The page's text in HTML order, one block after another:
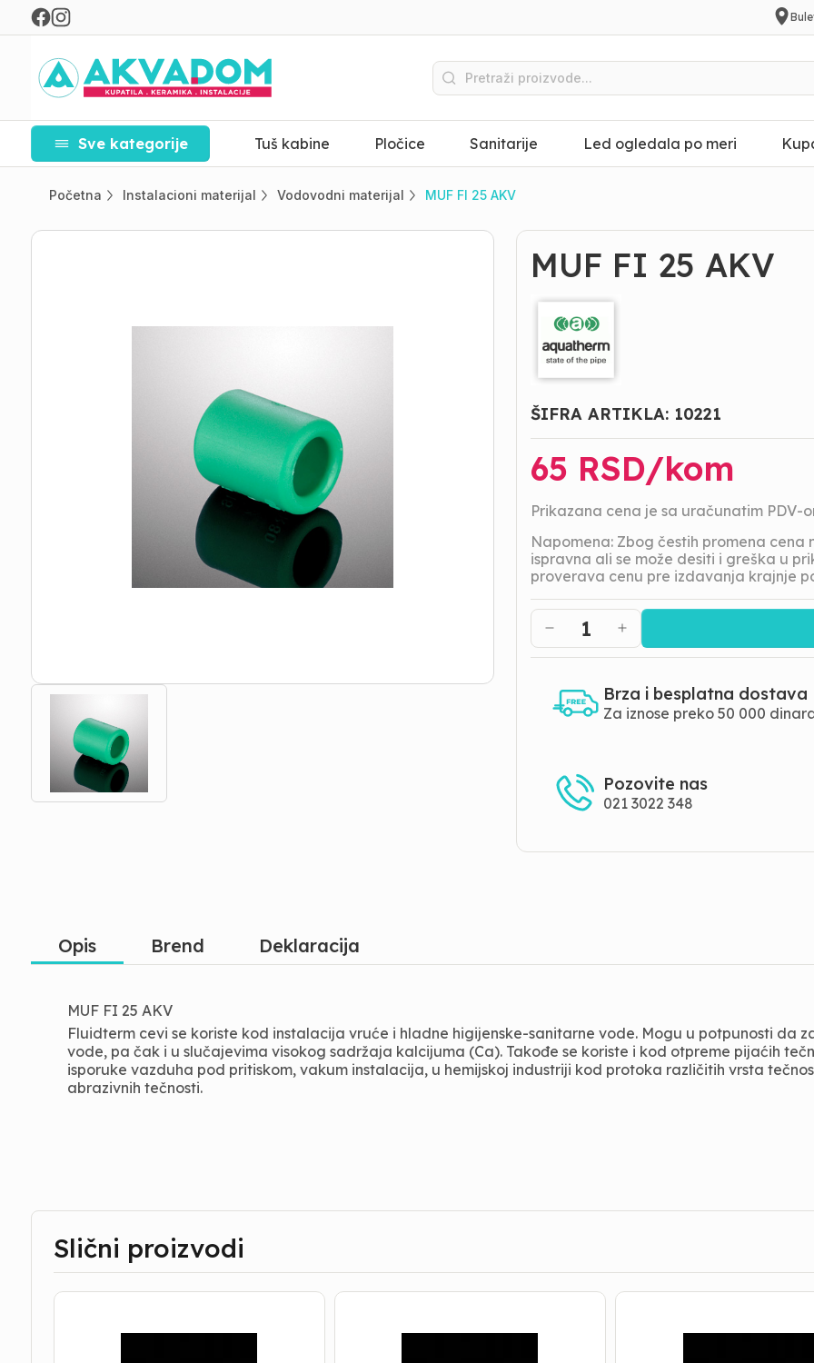
Sve kategorije Tuš kabine Pločice Sanitarije Led ogledala po meri
Početna Instalacioni materijal Vodovodni materijal MUF FI 25 AKV
MUF FI 25 AKV
ŠIFRA ARTIKLA: 10221
65 RSD/kom
Prikazana cena je sa uračunatim PDV-
Napomena: Zbog čestih promena
ispravna ali se može desiti i greška u
proverava cenu pre izdavanja krajnje
1
Brza i besplatna dostava
Za iznose preko 50 000
Pozovite nas
021 3022 348
Opis Brend Deklaracija
MUF FI 25 AKV
Fluidterm cevi se koriste kod instalacija vruće i hladne higijenske-sanitarne vode. Mogu u potpunosti da
vode, pa čak i u slučajevima visokog sadržaja kalcijuma (Ca). Takođe se koriste i kod otpreme pijaćih
isporuke vazduha pod pritiskom, vakum instalacija, u hemijskoj industriji kod protoka različitih vrsta
abrazivnih tečnosti.
Slični proizvodi
CEV
CEV
CEV